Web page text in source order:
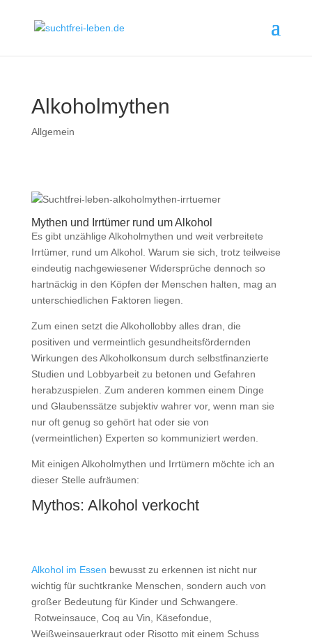
Alkoholmythen
Allgemein
Mythen und Irrtümer rund um Alkohol
Es gibt unzählige Alkoholmythen und weit verbreitete
Irrtümer, rund um Alkohol. Warum sie sich, trotz teilweise
eindeutig nachgewiesener Widersprüche dennoch so
hartnäckig in den Köpfen der Menschen halten, mag an
unterschiedlichen Faktoren liegen.
Zum einen setzt die Alkohollobby alles dran, die
positiven und vermeintlich gesundheitsfördernden
Wirkungen des Alkoholkonsum durch selbstfinanzierte
Studien und Lobbyarbeit zu betonen und Gefahren
herabzuspielen. Zum anderen kommen einem Dinge
und Glaubenssätze subjektiv wahrer vor, wenn man sie
nur oft genug so gehört hat oder sie von
(vermeintlichen) Experten so kommuniziert werden.
Mit einigen Alkoholmythen und Irrtümern möchte ich an
dieser Stelle aufräumen:
Mythos: Alkohol verkocht
Alkohol im Essen bewusst zu erkennen ist nicht nur
wichtig für suchtkranke Menschen, sondern auch von
großer Bedeutung für Kinder und Schwangere.
Rotweinsauce, Coq au Vin, Käsefondue,
Weißweinsauerkraut oder Risotto mit einem Schuss